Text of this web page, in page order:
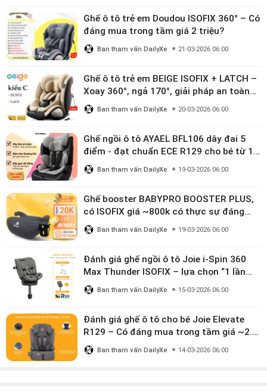
Ghế ô tô trẻ em Doudou ISOFIX 360° – Có
đáng mua trong tầm giá 2 triệu?
Ban tham vấn DailyXe 21-03-2026 06:00
Ghế ô tô trẻ em BEIGE ISOFIX + LATCH –
Xoay 360°, ngả 170°, giải pháp an toàn
linh hoạt cho bé 0–10 tuổi
Ban tham vấn DailyXe 20-03-2026 06:00
Ghế ngồi ô tô AYAEL BFL106 dây đai 5
điểm - đạt chuẩn ECE R129 cho bé từ 1–
10 tuổi
Ban tham vấn DailyXe 19-03-2026 06:00
Ghế booster BABYPRO BOOSTER PLUS,
có ISOFIX giá ~800k có thực sự đáng
mua?
Ban tham vấn DailyXe 19-03-2026 06:00
Đánh giá ghế ngồi ô tô Joie i-Spin 360
Max Thunder ISOFIX – lựa chọn “1 lần
dùng đến 12 năm” có đáng giá gần 9
triệu?
Ban tham vấn DailyXe 15-03-2026 06:00
Đánh giá ghế ô tô cho bé Joie Elevate
R129 – Có đáng mua trong tầm giá ~2.8
triệu?
Ban tham vấn DailyXe 14-03-2026 06:00